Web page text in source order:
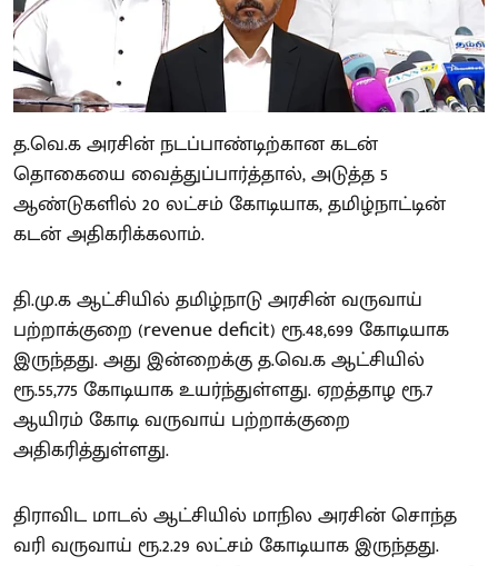
த.வெ.க அரசின் நடப்பாண்டிற்கான கடன்
தொகையை வைத்துப்பார்த்தால், அடுத்த 5
ஆண்டுகளில் 20 லட்சம் கோடியாக, தமிழ்நாட்டின்
கடன் அதிகரிக்கலாம்.
தி.மு.க ஆட்சியில் தமிழ்நாடு அரசின் வருவாய்
பற்றாக்குறை (revenue deficit) ரூ.48,699 கோடியாக
இருந்தது. அது இன்றைக்கு த.வெ.க ஆட்சியில்
ரூ.55,775 கோடியாக உயர்ந்துள்ளது. ஏறத்தாழ ரூ.7
ஆயிரம் கோடி வருவாய் பற்றாக்குறை
அதிகரித்துள்ளது.
திராவிட மாடல் ஆட்சியில் மாநில அரசின் சொந்த
வரி வருவாய் ரூ.2.29 லட்சம் கோடியாக இருந்தது.